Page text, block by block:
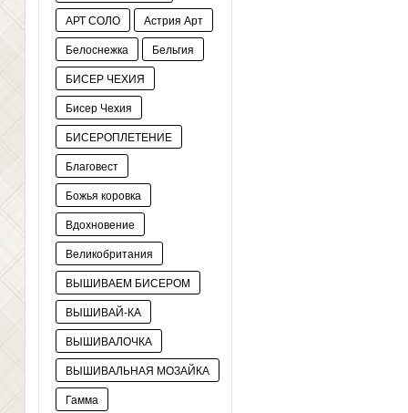
АРТ СОЛО
Астрия Арт
Белоснежка
Бельгия
БИСЕР ЧЕХИЯ
Бисер Чехия
БИСЕРОПЛЕТЕНИЕ
Благовест
Божья коровка
Вдохновение
Великобритания
ВЫШИВАЕМ БИСЕРОМ
ВЫШИВАЙ-КА
ВЫШИВАЛОЧКА
ВЫШИВАЛЬНАЯ МОЗАЙКА
Гамма